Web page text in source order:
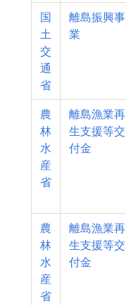
国
土
交
通
省
離島振興事
業
農
林
水
産
省
離島漁業再
生支援等交
付金
農
林
水
産
省
離島漁業再
生支援等交
付金